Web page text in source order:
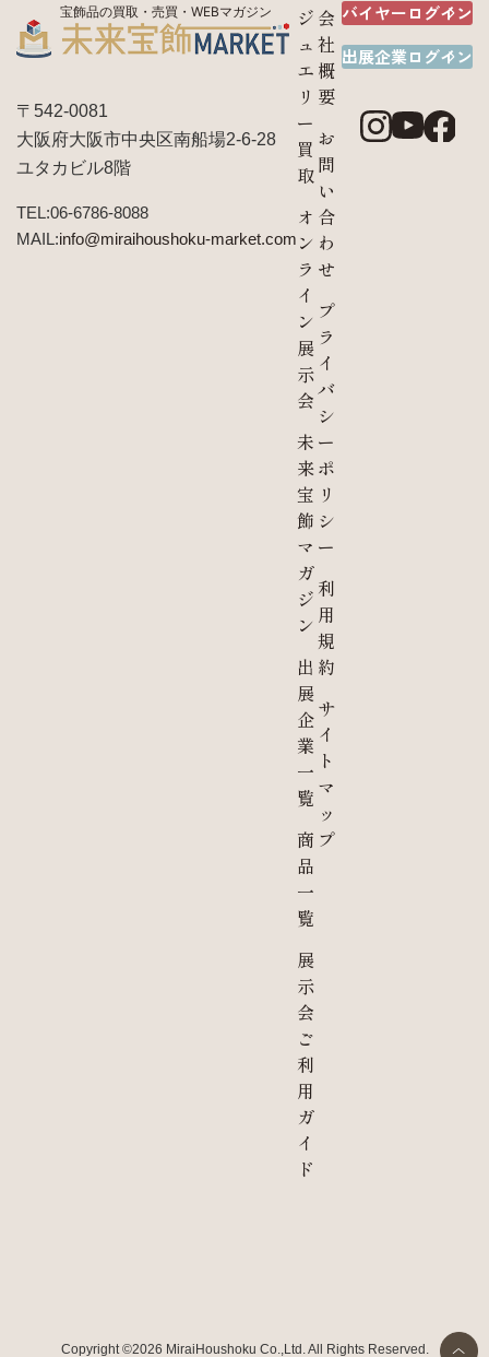
宝飾品の買取・売買・WEBマガジン
〒542-0081
大阪府大阪市中央区南船場2-6-28
ユタカビル8階
TEL:06-6786-8088
MAIL:info@miraihoushoku-market.com
ジ
ュ
エ
リ
ー
買
取
オ
ン
ラ
イ
ン
展
示
会
未
来
宝
飾
マ
ガ
ジ
ン
出
展
企
業
一
覧
商
品
一
覧
展
示
会
ご
利
用
ガ
イ
ド
会
社
概
要
お
問
い
合
わ
せ
プ
ラ
イ
バ
シ
ー
ポ
リ
シ
ー
利
用
規
約
サ
イ
ト
マ
ッ
プ
バイヤーログイン
出展企業ログイン
Copyright ©2026 MiraiHoushoku Co.,Ltd. All Rights Reserved.